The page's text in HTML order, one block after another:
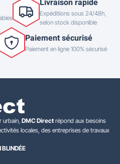
Expéditions sous 24/48h,
selon stock disponible
Paiement sécurisé
Paiement en ligne 100% sécurisé
urbain, DMC Direct répond aux besoins
locales, des entreprises de travaux